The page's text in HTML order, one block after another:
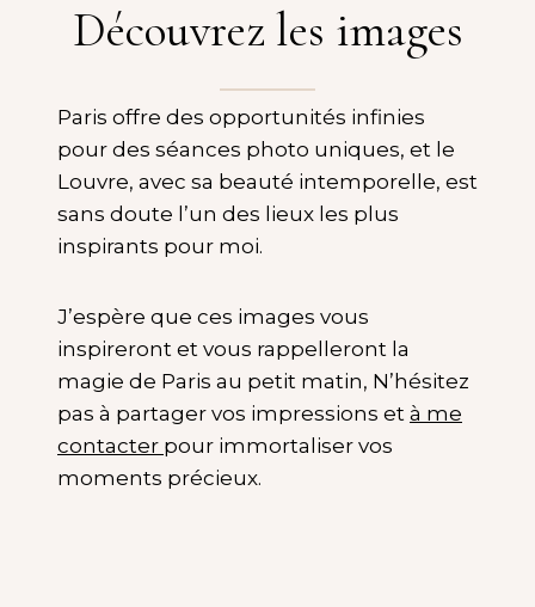
Découvrez les images
Paris offre des opportunités infinies
pour des séances photo uniques, et le
Louvre, avec sa beauté intemporelle, est
sans doute l’un des lieux les plus
inspirants pour moi.
J’espère que ces images vous
inspireront et vous rappelleront la
magie de Paris au petit matin, N’hésitez
pas à partager vos impressions et à me
contacter pour immortaliser vos
moments précieux.